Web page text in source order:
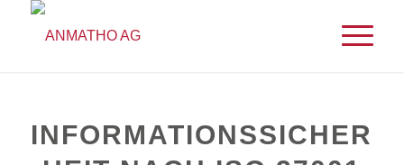
INFORMATIONSSICHER